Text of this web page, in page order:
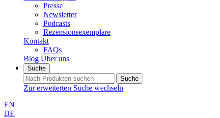
Presse
Newsletter
Podcasts
Rezensionsexemplare
Kontakt
FAQs
Blog Über uns
Suche
Suche
Zur erweiterten Suche wechseln
EN
DE